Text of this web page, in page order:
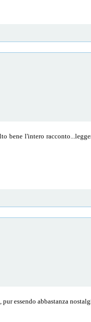
l'intero
essendo abbastanza